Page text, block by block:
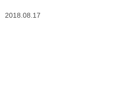
2018.08.17